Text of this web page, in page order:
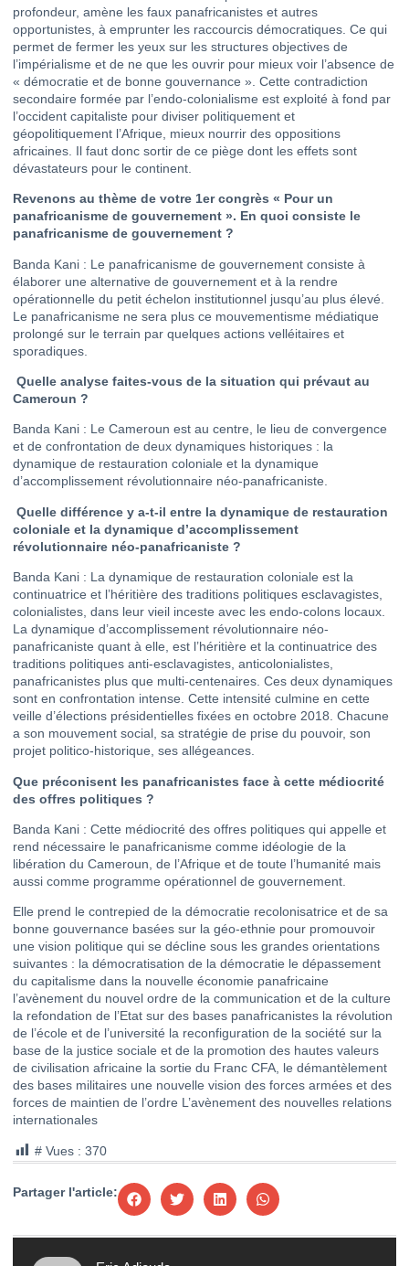
profondeur, amène les faux panafricanistes et autres
opportunistes, à emprunter les raccourcis démocratiques. Ce qui
permet de fermer les yeux sur les structures objectives de
l’impérialisme et de ne que les ouvrir pour mieux voir l’absence de
« démocratie et de bonne gouvernance ». Cette contradiction
secondaire formée par l’endo-colonialisme est exploité à fond par
l’occident capitaliste pour diviser politiquement et
géopolitiquement l’Afrique, mieux nourrir des oppositions
africaines. Il faut donc sortir de ce piège dont les effets sont
dévastateurs pour le continent.
Revenons au thème de votre 1er congrès « Pour un
panafricanisme de gouvernement ». En quoi consiste le
panafricanisme de gouvernement ?
Banda Kani : Le panafricanisme de gouvernement consiste à
élaborer une alternative de gouvernement et à la rendre
opérationnelle du petit échelon institutionnel jusqu’au plus élevé.
Le panafricanisme ne sera plus ce mouvementisme médiatique
prolongé sur le terrain par quelques actions velléitaires et
sporadiques.
Quelle analyse faites-vous de la situation qui prévaut au
Cameroun ?
Banda Kani : Le Cameroun est au centre, le lieu de convergence
et de confrontation de deux dynamiques historiques : la
dynamique de restauration coloniale et la dynamique
d’accomplissement révolutionnaire néo-panafricaniste.
Quelle différence y a-t-il entre la dynamique de restauration
coloniale et la dynamique d’accomplissement
révolutionnaire néo-panafricaniste ?
Banda Kani : La dynamique de restauration coloniale est la
continuatrice et l’héritière des traditions politiques esclavagistes,
colonialistes, dans leur vieil inceste avec les endo-colons locaux.
La dynamique d’accomplissement révolutionnaire néo-
panafricaniste quant à elle, est l’héritière et la continuatrice des
traditions politiques anti-esclavagistes, anticolonialistes,
panafricanistes plus que multi-centenaires. Ces deux dynamiques
sont en confrontation intense. Cette intensité culmine en cette
veille d’élections présidentielles fixées en octobre 2018. Chacune
a son mouvement social, sa stratégie de prise du pouvoir, son
projet politico-historique, ses allégeances.
Que préconisent les panafricanistes face à cette médiocrité
des offres politiques ?
Banda Kani : Cette médiocrité des offres politiques qui appelle et
rend nécessaire le panafricanisme comme idéologie de la
libération du Cameroun, de l’Afrique et de toute l’humanité mais
aussi comme programme opérationnel de gouvernement.
Elle prend le contrepied de la démocratie recolonisatrice et de sa
bonne gouvernance basées sur la géo-ethnie pour promouvoir
une vision politique qui se décline sous les grandes orientations
suivantes : la démocratisation de la démocratie le dépassement
du capitalisme dans la nouvelle économie panafricaine
l’avènement du nouvel ordre de la communication et de la culture
la refondation de l’Etat sur des bases panafricanistes la révolution
de l’école et de l’université la reconfiguration de la société sur la
base de la justice sociale et de la promotion des hautes valeurs
de civilisation africaine la sortie du Franc CFA, le démantèlement
des bases militaires une nouvelle vision des forces armées et des
forces de maintien de l’ordre L’avènement des nouvelles relations
internationales
# Vues : 370
Partager l'article: